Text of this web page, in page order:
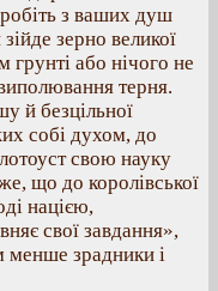
з ваших душ
зерно великої
грунті або нічого не
терня.
й безцільної
собі духом, до
свою науку
що до королівської
нацією,
свої завдання»,
менше зрадники і